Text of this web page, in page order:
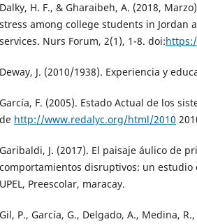
Dalky, H. F., & Gharaibeh, A. (2018,
stress among college students in Jordan
services. Nurs Forum, 2(1), 1-8. doi:
Deway, J. (2010/1938). Experiencia y
García, F. (2005). Estado Actual de los
de http://www.redalyc.org/html/2010
Garibaldi, J. (2017). El paisaje áulico de
comportamientos disruptivos: un estudio
UPEL, Preescolar, maracay.
Gil, P., García, G., Delgado, A., Medina,